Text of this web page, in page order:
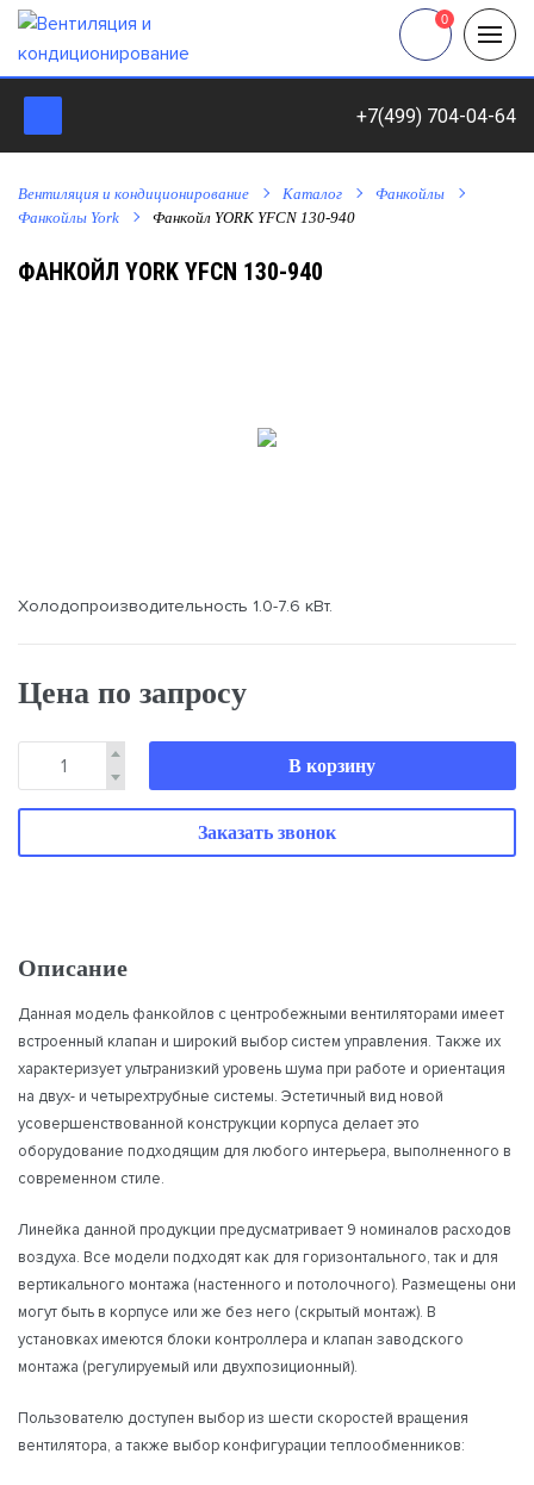
+7(499) 704-04-64
0
Вентиляция и кондиционирование Каталог
Фанкойлы
Фанкойлы York
Фанкойл YORK YFCN 130-940
ФАНКОЙЛ YORK YFCN 130-940
Холодопроизводительность 1.0-7.6 кВт.
Цена по запросу
В корзину
Заказать звонок
Описание
Данная модель фанкойлов с центробежными вентиляторами имеет
встроенный клапан и широкий выбор систем управления. Также их
характеризует ультранизкий уровень шума при работе и ориентация
на двух- и четырехтрубные системы. Эстетичный вид новой
усовершенствованной конструкции корпуса делает это
оборудование подходящим для любого интерьера, выполненного в
современном стиле.
Линейка данной продукции предусматривает 9 номиналов расходов
воздуха. Все модели подходят как для горизонтального, так и для
вертикального монтажа (настенного и потолочного). Размещены они
могут быть в корпусе или же без него (скрытый монтаж). В
установках имеются блоки контроллера и клапан заводского
монтажа (регулируемый или двухпозиционный).
Пользователю доступен выбор из шести скоростей вращения
вентилятора, а также выбор конфигурации теплообменников: